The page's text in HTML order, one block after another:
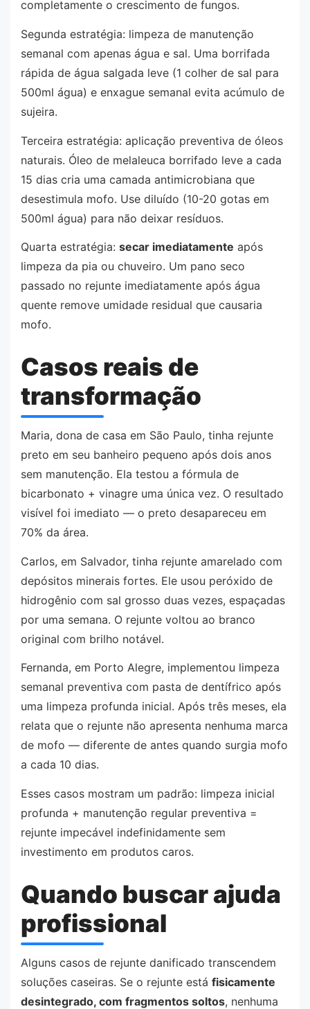
completamente o crescimento de fungos.
Segunda estratégia: limpeza de manutenção
semanal com apenas água e sal. Uma borrifada
rápida de água salgada leve (1 colher de sal para
500ml água) e enxague semanal evita acúmulo de
sujeira.
Terceira estratégia: aplicação preventiva de óleos
naturais. Óleo de melaleuca borrifado leve a cada
15 dias cria uma camada antimicrobiana que
desestimula mofo. Use diluído (10-20 gotas em
500ml água) para não deixar resíduos.
Quarta estratégia: secar imediatamente após
limpeza da pia ou chuveiro. Um pano seco
passado no rejunte imediatamente após água
quente remove umidade residual que causaria
mofo.
Casos reais de
transformação
Maria, dona de casa em São Paulo, tinha rejunte
preto em seu banheiro pequeno após dois anos
sem manutenção. Ela testou a fórmula de
bicarbonato + vinagre uma única vez. O resultado
visível foi imediato — o preto desapareceu em
70% da área.
Carlos, em Salvador, tinha rejunte amarelado com
depósitos minerais fortes. Ele usou peróxido de
hidrogênio com sal grosso duas vezes, espaçadas
por uma semana. O rejunte voltou ao branco
original com brilho notável.
Fernanda, em Porto Alegre, implementou limpeza
semanal preventiva com pasta de dentífrico após
uma limpeza profunda inicial. Após três meses, ela
relata que o rejunte não apresenta nenhuma marca
de mofo — diferente de antes quando surgia mofo
a cada 10 dias.
Esses casos mostram um padrão: limpeza inicial
profunda + manutenção regular preventiva =
rejunte impecável indefinidamente sem
investimento em produtos caros.
Quando buscar ajuda
profissional
Alguns casos de rejunte danificado transcendem
soluções caseiras. Se o rejunte está fisicamente
desintegrado, com fragmentos soltos, nenhuma